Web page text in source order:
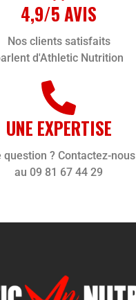
4,9/5 AVIS
Nos clients satisfaits
d'Athletic Nutrition
UNE EXPERTISE
question ? Contactez-nous
au 09 81 67 44 29